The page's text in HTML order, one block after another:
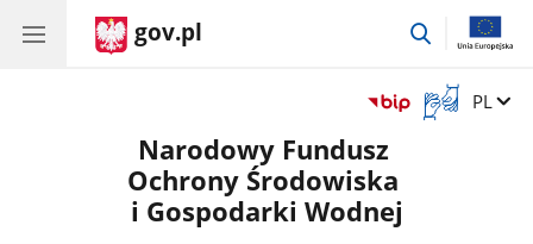
gov.pl
przejdź
Otwórz
okno
Zmień
PL
Narodowy Fundusz
Ochrony Środowiska
i Gospodarki Wodnej